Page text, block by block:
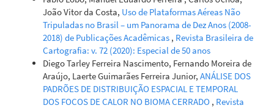
João Vitor da Costa, Uso de Plataformas Aéreas Não
Tripuladas no Brasil – um Panorama de Dez Anos (2008-
2018) de Publicações Acadêmicas , Revista Brasileira de
Cartografia: v. 72 (2020): Especial de 50 anos
Diego Tarley Ferreira Nascimento, Fernando Moreira de
Araújo, Laerte Guimarães Ferreira Junior, ANÁLISE DOS
PADRÕES DE DISTRIBUIÇÃO ESPACIAL E TEMPORAL
DOS FOCOS DE CALOR NO BIOMA CERRADO , Revista